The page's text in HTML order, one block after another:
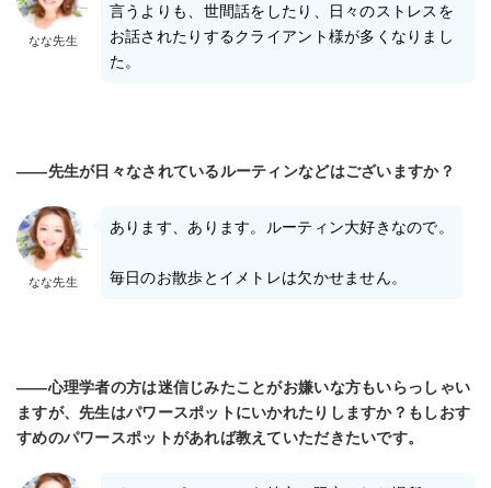
なな先生
言うよりも、世間話をしたり、日々のストレスを
お話されたりするクライアント様が多くなりまし
た。
――先生が日々なされているルーティンなどはございますか？
なな先生
あります、あります。ルーティン大好きなので。
毎日のお散歩とイメトレは欠かせません。
――心理学者の方は迷信じみたことがお嫌いな方もいらっしゃい
ますが、先生はパワースポットにいかれたりしますか？もしおす
すめのパワースポットがあれば教えていただきたいです。